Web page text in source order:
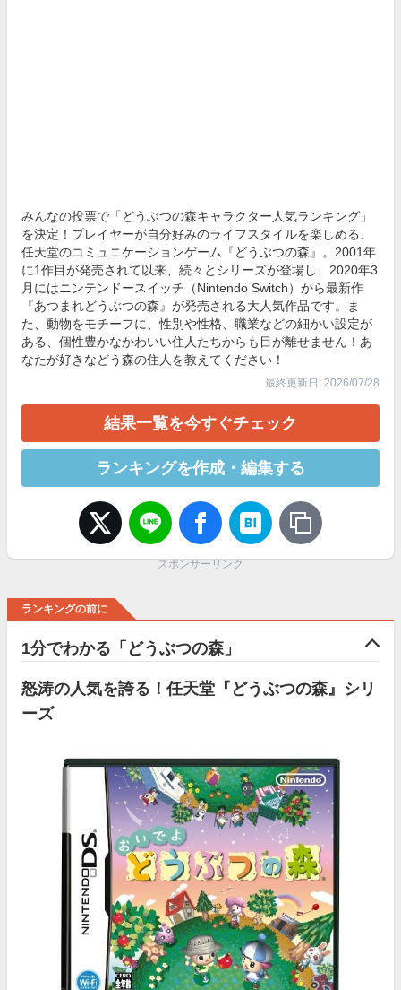
みんなの投票で「どうぶつの森キャラクター人気ランキング」
を決定！プレイヤーが自分好みのライフスタイルを楽しめる、
任天堂のコミュニケーションゲーム『どうぶつの森』。2001年
に1作目が発売されて以来、続々とシリーズが登場し、2020年3
月にはニンテンドースイッチ（Nintendo Switch）から最新作
『あつまれどうぶつの森』が発売される大人気作品です。ま
た、動物をモチーフに、性別や性格、職業などの細かい設定が
ある、個性豊かなかわいい住人たちからも目が離せません！あ
なたが好きなどう森の住人を教えてください！
最終更新日: 2026/07/28
結果一覧を今すぐチェック
ランキングを作成・編集する
スポンサーリンク
ランキングの前に
1分でわかる「どうぶつの森」
怒涛の人気を誇る！任天堂『どうぶつの森』シリ
ーズ